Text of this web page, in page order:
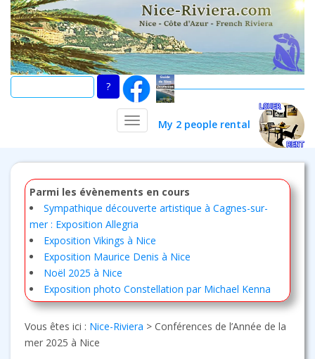
Skip
main
content
My 2 people rental
TOGGLE NAVIGATION
Parmi les évènements en cours
Sympathique découverte artistique à Cagnes-sur-
mer : Exposition Allegria
Exposition Vikings à Nice
Exposition Maurice Denis à Nice
Noël 2025 à Nice
Exposition photo Constellation par Michael Kenna
Vous êtes ici : Nice-Riviera > Conférences de l’Année de la
mer 2025 à Nice